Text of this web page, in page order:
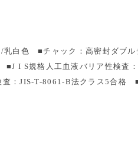
白色 ■チャック：高密封ダブル
I S規格人工血液バリア性検査
：JIS-T-8061-B法クラス5合格